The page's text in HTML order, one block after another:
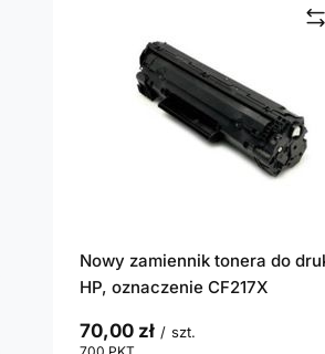
Nowy zamiennik tonera do
HP, oznaczenie CF217X
70,00 zł / szt.